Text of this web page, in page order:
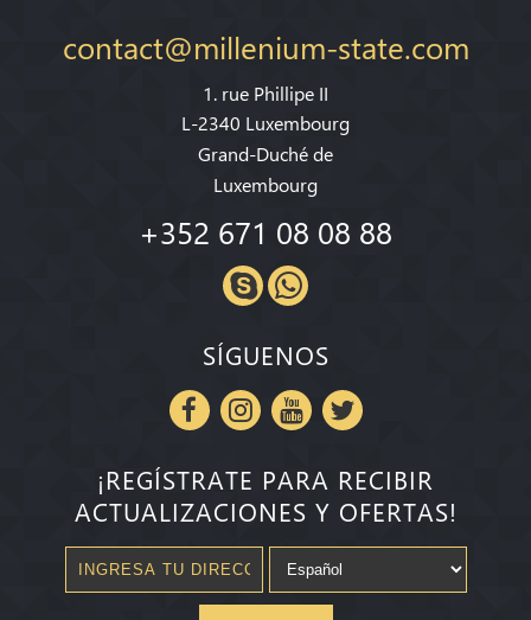
contact@millenium-state.com
1. rue Phillipe II
L-2340 Luxembourg
Grand-Duché de
Luxembourg
+352 671 08 08 88
SÍGUENOS
¡REGÍSTRATE PARA RECIBIR
ACTUALIZACIONES Y OFERTAS!